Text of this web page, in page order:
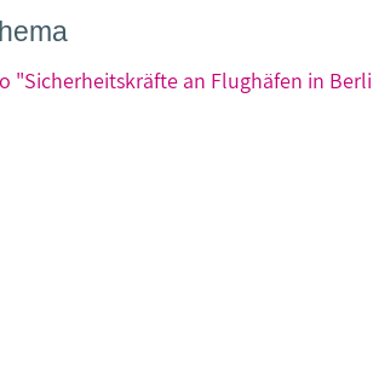
"Sicherheitskräfte an Flughäfen in